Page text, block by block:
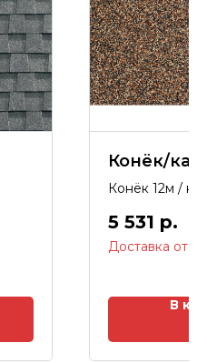
Конёк/
Конёк 12м /
5 531 р.
В